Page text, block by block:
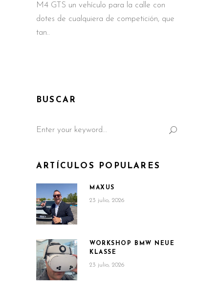
M4 GTS un vehículo para la calle con
dotes de cualquiera de competición, que
tan
BUSCAR
for:
ARTÍCULOS POPULARES
MAXUS
23 julio, 2026
WORKSHOP BMW NEUE
KLASSE
23 julio, 2026